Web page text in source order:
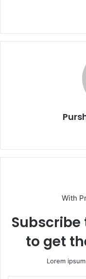
a
l
With
to get
Lorem